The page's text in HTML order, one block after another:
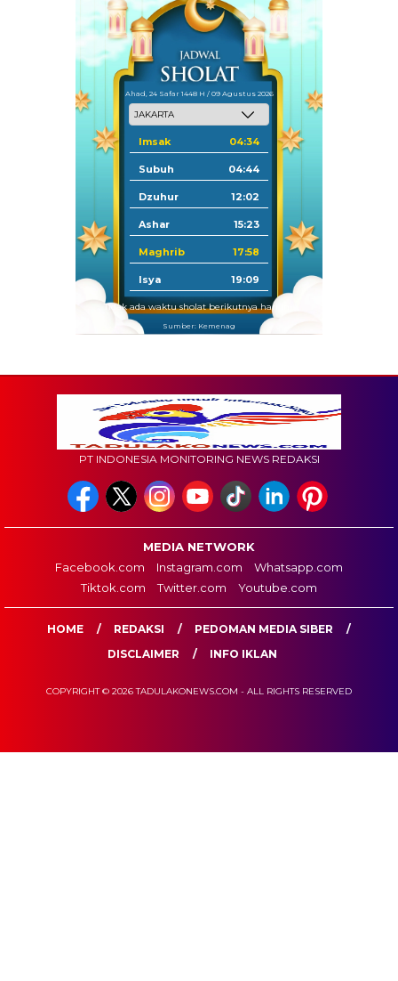
Ahad, 24 Safar 1448 H / 09 Agustus 2026
Imsak 04:34
Subuh 04:44
Dzuhur 12:02
Ashar 15:23
Maghrib 17:58
Isya 19:09
Tidak ada waktu sholat berikutnya hari ini.
Sumber: Kemenag
PT INDONESIA MONITORING NEWS REDAKSI
MEDIA NETWORK
Facebook.com
Instagram.com
Whatsapp.com
Tiktok.com
Twitter.com Youtube.com
HOME REDAKSI
PEDOMAN MEDIA SIBER
DISCLAIMER
INFO IKLAN
COPYRIGHT © 2026 TADULAKONEWS.COM - ALL RIGHTS RESERVED